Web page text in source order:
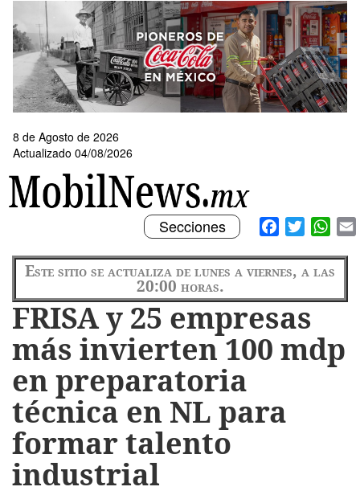
contenido
principal
8 de Agosto de 2026
Actualizado 04/08/2026
Facebook
Twitter
Toggle
navigation
Secciones
Este sitio se actualiza de lunes a viernes, a las
20:00 horas.
FRISA y 25 empresas
más invierten 100 mdp
en preparatoria
técnica en NL para
formar talento
industrial